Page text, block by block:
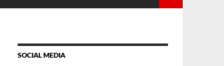
SOCIAL MEDIA